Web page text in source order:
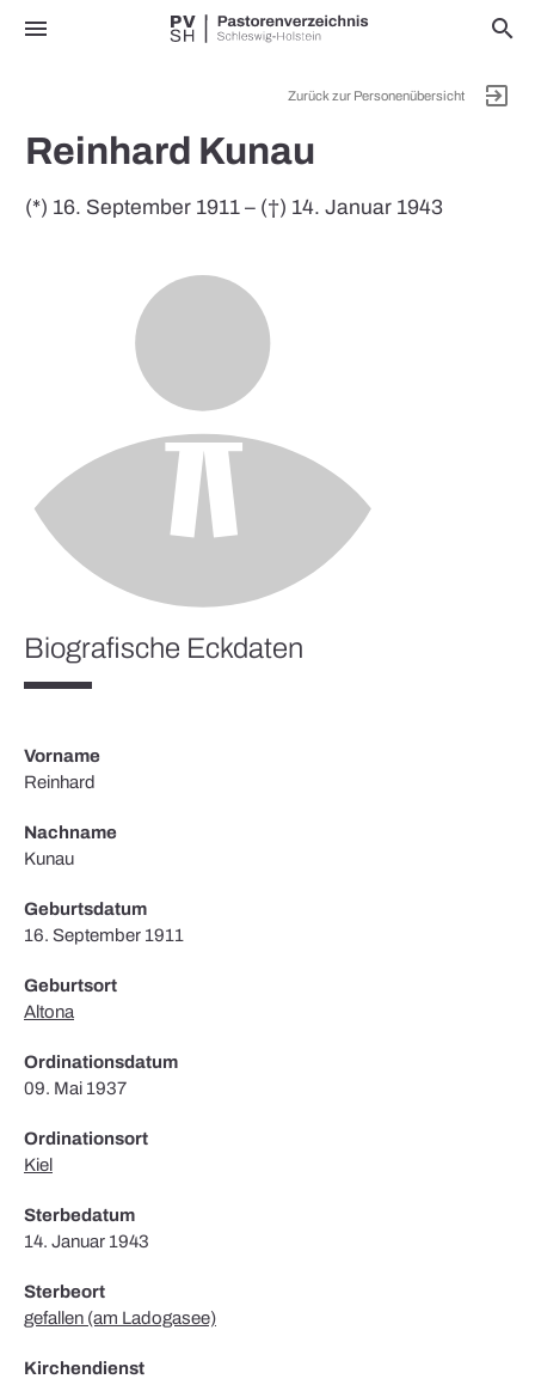
menu search
Zurück zur Personenübersicht exit_to_app
Reinhard Kunau
(*) 16. September 1911 – (†) 14. Januar 1943
Biografische Eckdaten
Vorname
Reinhard
Nachname
Kunau
Geburtsdatum
16. September 1911
Geburtsort
Altona
Ordinationsdatum
09. Mai 1937
Ordinationsort
Kiel
Sterbedatum
14. Januar 1943
Sterbeort
gefallen (am Ladogasee)
Kirchendienst